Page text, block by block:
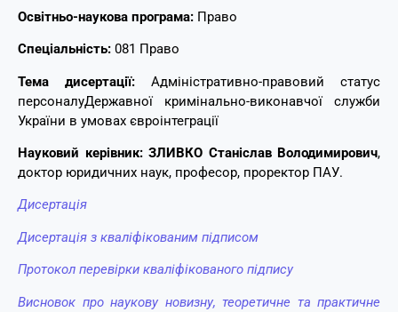
Освітньо-наукова програма: Право
Спеціальність: 081 Право
Тема дисертації: Адміністративно-правовий статус
персоналуДержавної кримінально-виконавчої служби
України в умовах євроінтеграції
Науковий керівник: ЗЛИВКО Станіслав Володимирович,
доктор юридичних наук, професор, проректор ПАУ.
Дисертація
Дисертація з кваліфікованим підписом
Протокол перевірки кваліфікованого підпису
Висновок про наукову новизну, теоретичне та практичне